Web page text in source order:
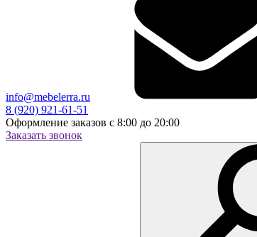
info@mebelerra.ru
8 (920) 921-61-51
Оформление заказов с 8:00 до 20:00
Заказать звонок